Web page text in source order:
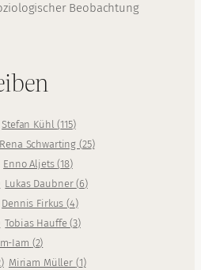
Beobachtung
Stefan Kühl(115)
Rena Schwarting (25)
Enno Aljets(18)
Lukas Daubner(6)
Dennis Firkus(4)
Tobias Hauffe(3)
Iam (2)
) Miriam Müller (1)